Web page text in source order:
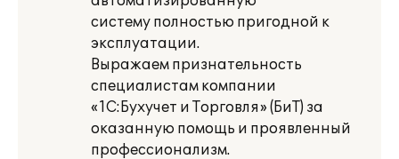
систему полностью пригодной к
эксплуатации.
Выражаем признательность
специалистам компании
«1С:Бухучет и Торговля» (БиТ) за
оказанную помощь и проявленный
профессионализм.